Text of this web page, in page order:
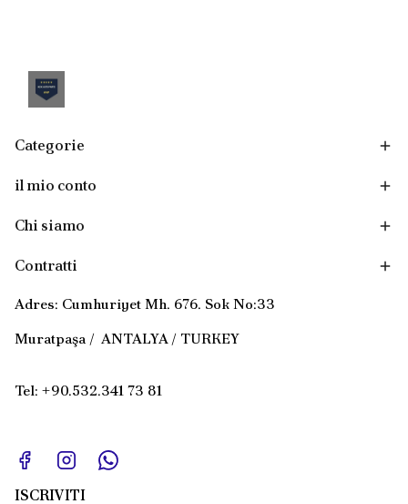
Categorie
il mio conto
Chi siamo
Contratti
Adres: Cumhuriyet Mh. 676. Sok No:33
Muratpaşa / ANTALYA / TURKEY
Tel: +90.532.341 73 81
ISCRIVITI